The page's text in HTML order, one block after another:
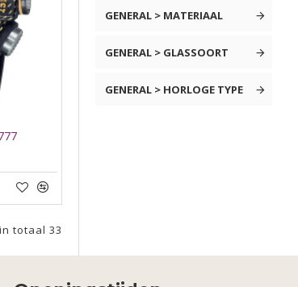
totaal 33
GENERAL > MATERIAAL
GENERAL > GLASSOORT
GENERAL > HORLOGE TYPE